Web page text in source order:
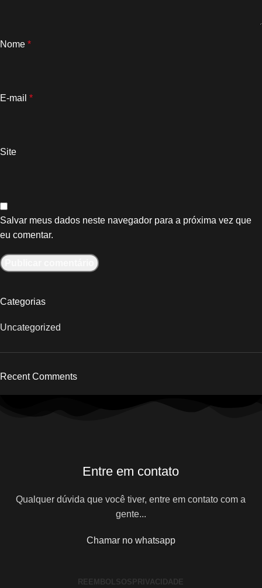
Nome *
E-mail *
Site
Salvar meus dados neste navegador para a próxima vez que
eu comentar.
Categorias
Uncategorized
Recent Comments
Entre em contato
Qualquer dúvida que você tiver, entre em contato com a
gente...
Chamar no whatsapp
REEMBOLSOS PRIVACIDADE